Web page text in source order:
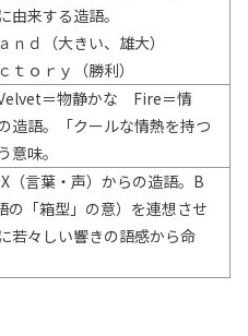
由来する造語。
ｎｄ（大きい、雄大）
ｔｏｒｙ（勝利）
＝物静かな Fire＝情
語。「クールな情熱を持つ
意味。
（言葉・声）からの造語。B
の「箱型」の意）を連想させ
若々しい響きの語感から命